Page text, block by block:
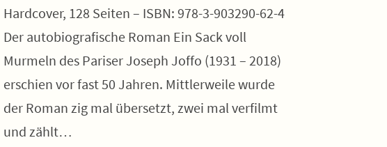
Hardcover, 128 Seiten – ISBN: 978-3-903290-62-4
Der autobiografische Roman Ein Sack voll
Murmeln des Pariser Joseph Joffo (1931 – 2018)
erschien vor fast 50 Jahren. Mittlerweile wurde
der Roman zig mal übersetzt, zwei mal verfilmt
und zählt…